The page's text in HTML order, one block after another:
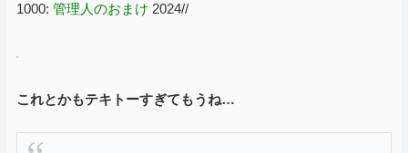
1000: 管理人のおまけ 2024//
これとかもテキトーすぎてもうね…